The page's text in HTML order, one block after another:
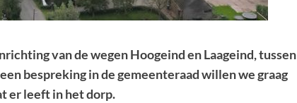
van de wegenHoogeinden Laageind, tussen
bespreking in de gemeenteraad willen we graag
er leeft in het dorp.